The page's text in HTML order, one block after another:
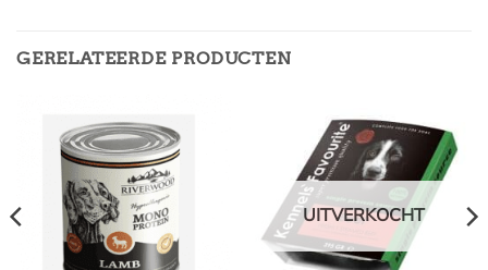
GERELATEERDE PRODUCTEN
UITVERKOCHT